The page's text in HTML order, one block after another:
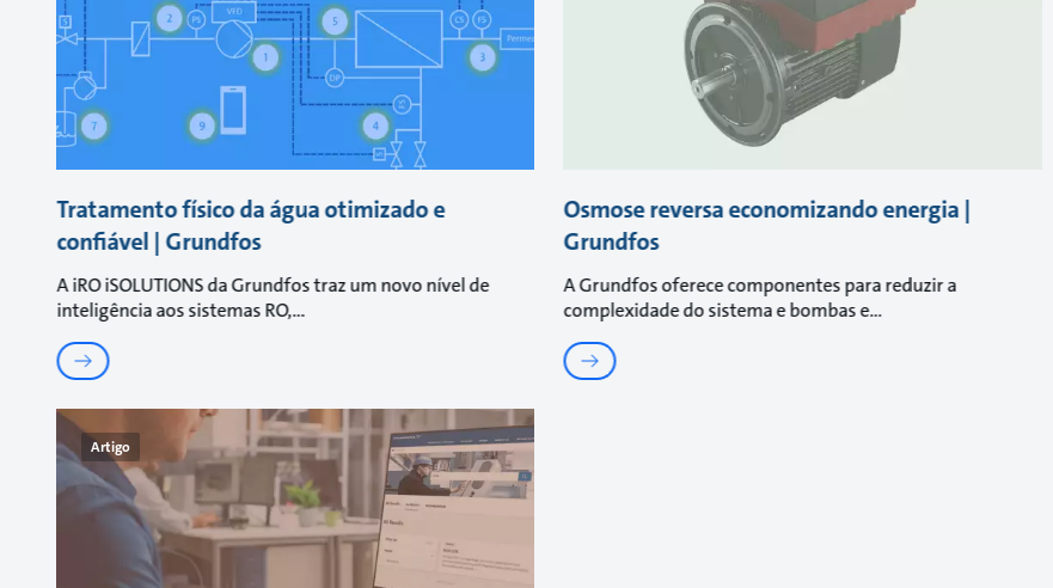
Tratamento físico da água otimizado e
confiável | Grundfos
A iRO iSOLUTIONS da Grundfos traz um novo nível de
inteligência aos sistemas RO,
Osmose reversa economizando energia |
Grundfos
A Grundfos oferece componentes para reduzir a
complexidade do sistema e bombas e
Artigo